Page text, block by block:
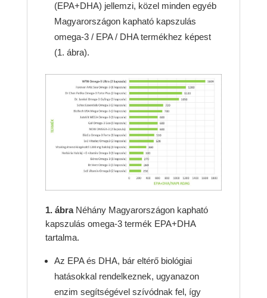
(EPA+DHA) jellemzi, közel minden egyéb
Magyarországon kapható kapszulás
omega-3 / EPA / DHA termékhez képest
(1. ábra).
1. ábraNéhány Magyarországon kapható
kapszulás omega-3 termék EPA+DHA
tartalma.
Az EPA és DHA, bár eltérő biológiai
hatásokkal rendelkeznek, ugyanazon
enzim segítségével szívódnak fel, így